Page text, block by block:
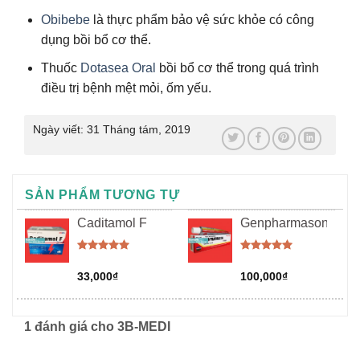
Obibebelà thực phẩm bảo vệ sức khỏe có công
dụng bồi bổ cơ thể.
Thuốc Dotasea Oral
bồi bổ cơ thể trong quá trình
điều trị bệnh mệt mỏi, ốm yếu.
Ngày viết: 31 Tháng tám, 2019
SẢN PHẨM TƯƠNG TỰ
Caditamol F
hạng5.00
5 sao
33,000₫
Genpharmason
hạng5.00
5 sao
100,000₫
1 đánh giá cho 3B-MEDI